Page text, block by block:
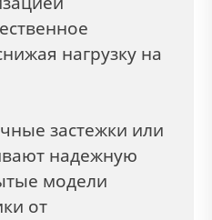
нагрузку на
застежки или
надежную
модели
от